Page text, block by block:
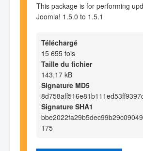
This package is for performing
Joomla! 1.5.0 to 1.5.1
Téléchargé
15 655 fois
Taille du fichier
143,17 kB
Signature MD5
Signature SHA1
175